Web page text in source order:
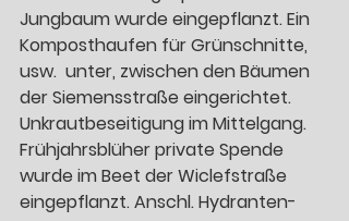
Jungbaum wurde eingepflanzt. Ein
Komposthaufen für Grünschnitte,
usw.  unter, zwischen den Bäumen
der Siemensstraße eingerichtet.
Unkrautbeseitigung im Mittelgang.
Frühjahrsblüher private Spende
wurde im Beet der Wiclefstraße
eingepflanzt. Anschl. Hydranten-